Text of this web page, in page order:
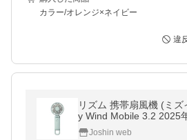
カラー/オレンジ×ネイビー
違
リズム 携帯扇風機 (ミ
y Wind Mobile 3.2 2025
04 返品種別A
Joshin web